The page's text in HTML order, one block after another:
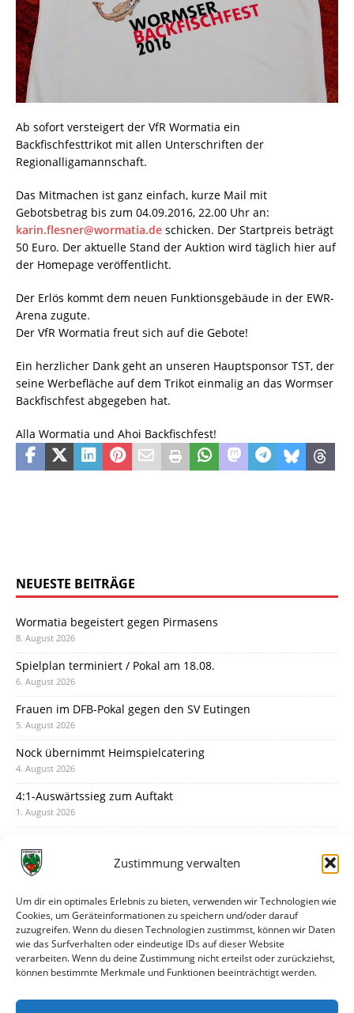
Zustimmung verwalten
Um dir ein optimales Erlebnis zu bieten, verwenden wir Technologien wie
Cookies, um Geräteinformationen zu speichern und/oder darauf
zuzugreifen. Wenn du diesen Technologien zustimmst, können wir Daten
wie das Surfverhalten oder eindeutige IDs auf dieser Website
verarbeiten. Wenn du deine Zustimmung nicht erteilst oder zurückziehst,
können bestimmte Merkmale und Funktionen beeinträchtigt werden.
Ab sofort versteigert der VfR Wormatia ein
Backfischfesttrikot mit allen Unterschriften der
Regionalligamannschaft.
Das Mitmachen ist ganz einfach, kurze Mail mit
Gebotsbetrag bis zum 04.09.2016, 22.00 Uhr an:
karin.flesner@wormatia.de schicken. Der Startpreis beträgt
50 Euro. Der aktuelle Stand der Auktion wird täglich hier auf
der Homepage veröffentlicht.
Der Erlös kommt dem neuen Funktionsgebäude in der EWR-
Arena zugute.
Der VfR Wormatia freut sich auf die Gebote!
Ein herzlicher Dank geht an unseren Hauptsponsor TST, der
seine Werbefläche auf dem Trikot einmalig an das Wormser
Backfischfest abgegeben hat.
Alla Wormatia und Ahoi Backfischfest!
NEUESTE BEITRÄGE
Wormatia begeistert gegen Pirmasens
8. August 2026
Spielplan terminiert / Pokal am 18.08.
6. August 2026
Frauen im DFB-Pokal gegen den SV Eutingen
5. August 2026
Nock übernimmt Heimspielcatering
4. August 2026
4:1-Auswärtssieg zum Auftakt
1. August 2026
31. Juli 2026
30. Juli 2026
Deine Spielminute: 89+1
28. Juli 2026
Neuer Rückensponsor